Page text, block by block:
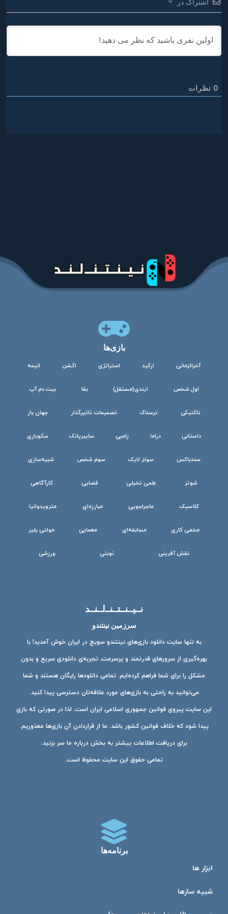
0 نظرات
بازی‌ها
آخرالزمانی ارکید استراتژی اکشن انیمه
اول شخص ایندی(مستقل) بقا بیت دم آپ
تاکتیکی ترسناک تصمیمات تاثیرگذار جهان باز
داستانی دراما زامبی سایبرپانک سکوبازی
سندباکس سولز لایک سوم شخص شبیه‌سازی
شوتر علمی تخیلی فضایی کارآگاهی
کلاسیک ماجراجویی مبارزه‌ای مترویدوانیا
مخفی کاری مسابقه‌ای معمایی مولتی پلیر
نقش آفرینی نوبتی ورزشی
نــیــنــتــنــ‌لــنــد
سرزمین نینتندو
به تنها سایت دانلود بازی‌های نینتندو سویچ در ایران خوش آمدید! با
بهره‌گیری از سرورهای قدرتمند و پرسرعت، تجربه‌ی دانلودی سریع و بدون
مشکل را برای شما فراهم کرده‌ایم. تمامی دانلودها رایگان هستند و شما
می‌توانید به راحتی به بازی‌های مورد علاقه‌تان دسترسی پیدا کنید.
این سایت پیروی قوانین جمهوری اسلامی ایران است. لذا در صورتی که بازی
پیدا شود که خلاف قوانین کشور باشد. ما از قراردادن آن بازی‌ها معذوریم.
برای دریافت اطلاعات بیشتر به بخش درباره ما سر بزنید.
تمامی حقوق این سایت محفوظ است.
برنامه‌ها
ابزار ها
شبیه ساز‌ها